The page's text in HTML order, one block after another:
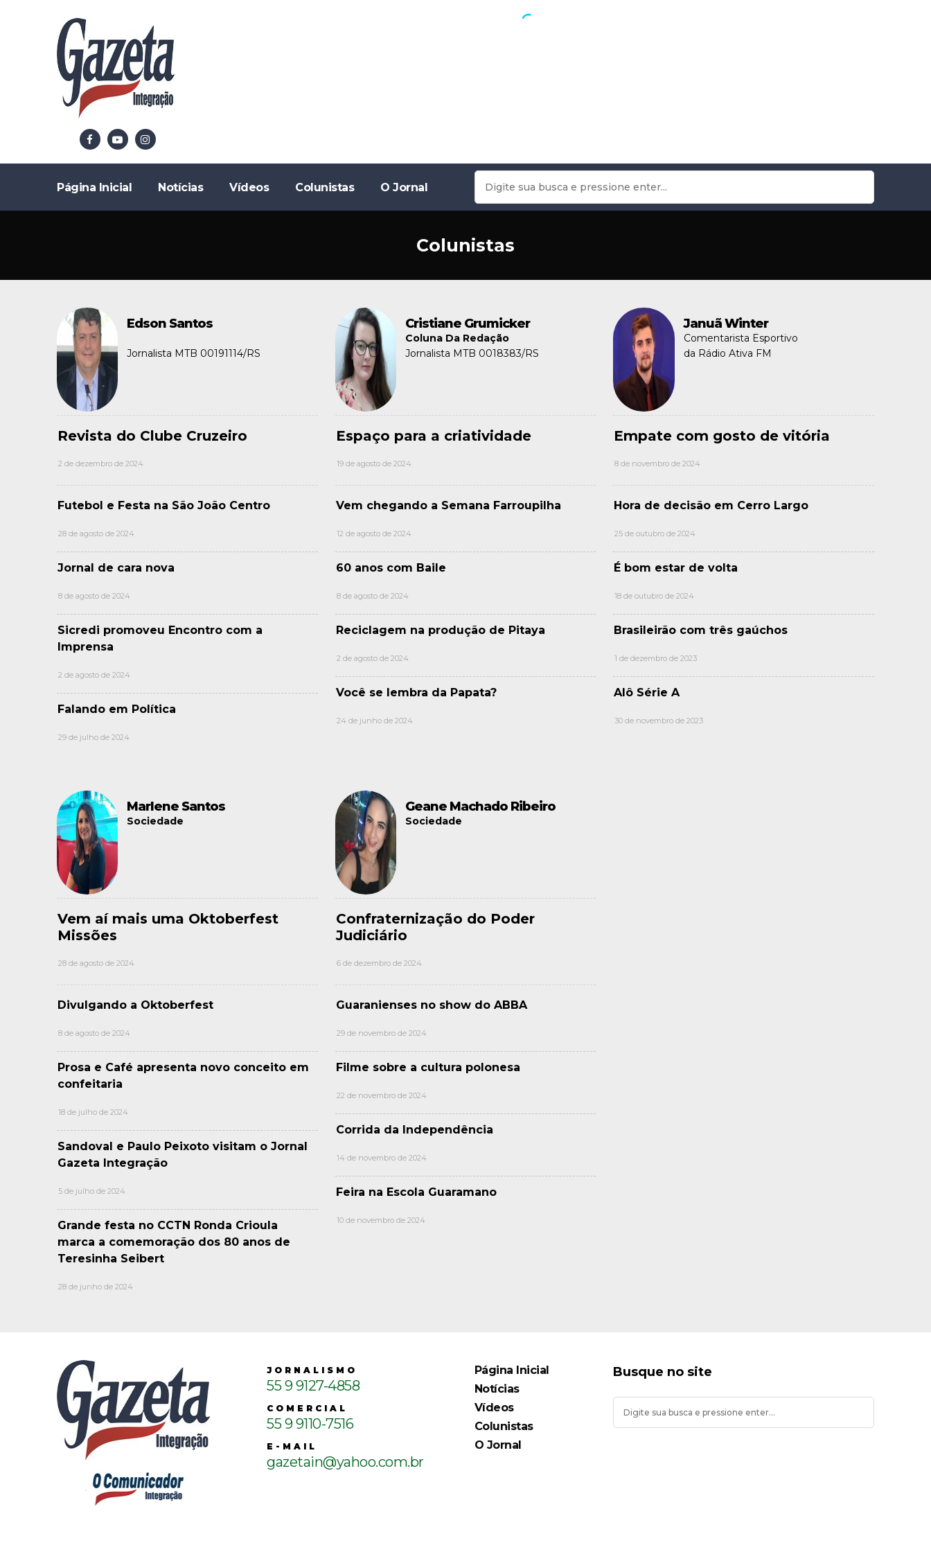
Página Inicial Notícias Vídeos Colunistas O Jornal
Colunistas
Edson Santos
Jornalista MTB 00191114/RS
Revista do Clube Cruzeiro
2 de dezembro de 2024
Futebol e Festa na São João Centro
28 de agosto de 2024
Jornal de cara nova
8 de agosto de 2024
Sicredi promoveu Encontro com a
Imprensa
2 de agosto de 2024
Falando em Política
29 de julho de 2024
Cristiane Grumicker
Coluna Da Redação
Jornalista MTB 0018383/RS
Espaço para a criatividade
19 de agosto de 2024
Vem chegando a Semana Farroupilha
12 de agosto de 2024
60 anos com Baile
8 de agosto de 2024
Reciclagem na produção de Pitaya
2 de agosto de 2024
Você se lembra da Papata?
24 de junho de 2024
Januã Winter
Comentarista Esportivo
da Rádio Ativa FM
Empate com gosto de vitória
8 de novembro de 2024
Hora de decisão em Cerro Largo
25 de outubro de 2024
É bom estar de volta
18 de outubro de 2024
Brasileirão com três gaúchos
1 de dezembro de 2023
Alô Série A
30 de novembro de 2023
Marlene Santos
Sociedade
Vem aí mais uma Oktoberfest
Missões
28 de agosto de 2024
Divulgando a Oktoberfest
8 de agosto de 2024
Prosa e Café apresenta novo conceito em
confeitaria
18 de julho de 2024
Sandoval e Paulo Peixoto visitam o Jornal
Gazeta Integração
5 de julho de 2024
Grande festa no CCTN Ronda Crioula
marca a comemoração dos 80 anos de
Teresinha Seibert
28 de junho de 2024
Geane Machado Ribeiro
Sociedade
Confraternização do Poder
Judiciário
6 de dezembro de 2024
Guaranienses no show do ABBA
29 de novembro de 2024
Filme sobre a cultura polonesa
22 de novembro de 2024
Corrida da Independência
14 de novembro de 2024
Feira na Escola Guaramano
10 de novembro de 2024
JORNALISMO
55 9 9127-4858
COMERCIAL
55 9 9110-7516
E-MAIL
gazetain@yahoo.com.br
Página Inicial
Notícias
Vídeos
Colunistas
O Jornal
Busque no site